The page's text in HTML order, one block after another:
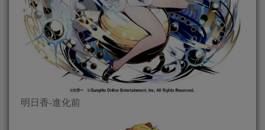
明日香-進化前